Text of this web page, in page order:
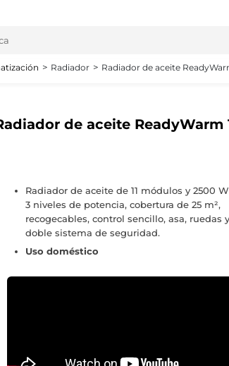
Radiador Radiador de aceite
de aceite ReadyWarm
Radiador de aceite de 11 módulos y 2500
3 niveles de potencia, cobertura de 25 m²,
recogecables, control sencillo, asa, ruedas y
doble sistema de seguridad.
Uso doméstico